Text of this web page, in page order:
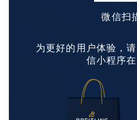
微信扫
为更好的用户体验，
信小程序在